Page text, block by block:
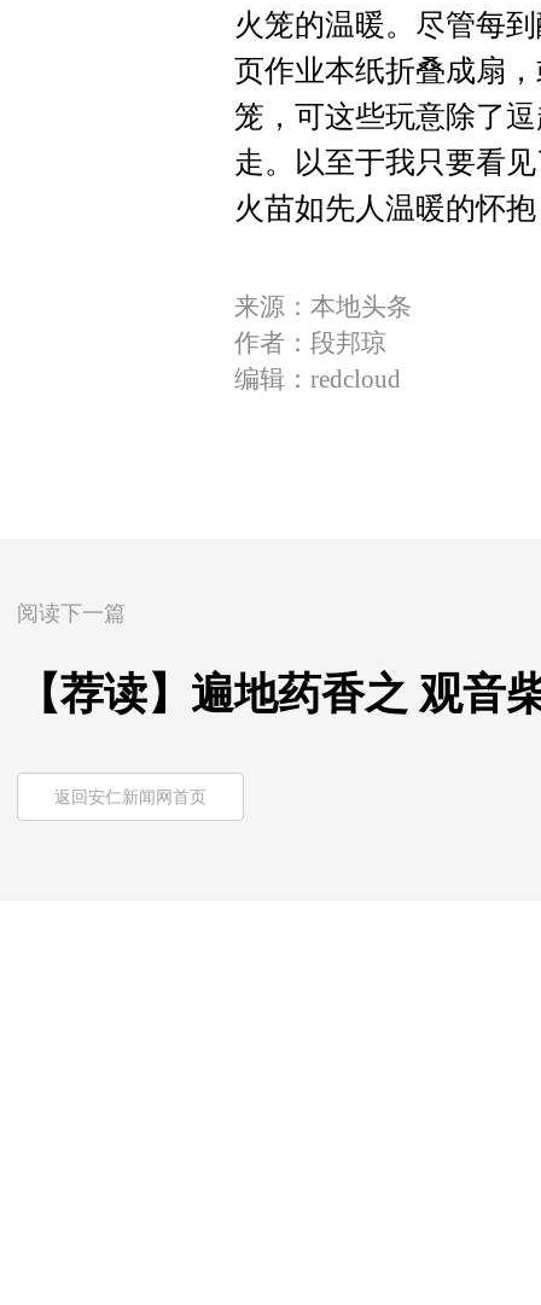
火笼的温暖。尽管每
页作业本纸折叠成扇
笼，可这些玩意除了
走。以至于我只要看
火苗如先人温暖的怀
来源：本地头条
作者：段邦琼
编辑：redcloud
阅读下一篇
【荐读】遍地药香之 观音
返回安仁新闻网首页